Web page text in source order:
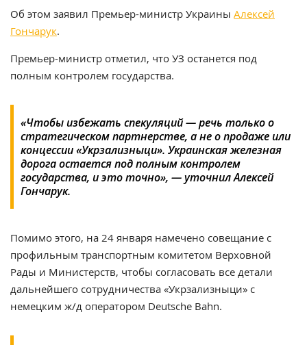
Об этом заявил Премьер-министр Украины Алексей
Гончарук.
Премьер-министр отметил, что УЗ останется под
полным контролем государства.
«Чтобы избежать спекуляций — речь только о
стратегическом партнерстве, а не о продаже или
концессии «Укрзализныци». Украинская железная
дорога остается под полным контролем
государства, и это точно», — уточнил Алексей
Гончарук.
Помимо этого, на 24 января намечено совещание с
профильным транспортным комитетом Верховной
Рады и Министерств, чтобы согласовать все детали
дальнейшего сотрудничества «Укрзализныци» с
немецким ж/д оператором Deutsche Bahn.